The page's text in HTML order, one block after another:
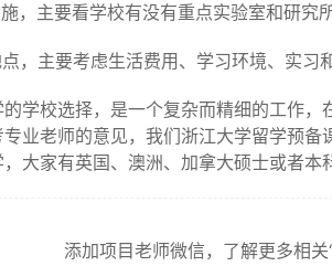
，主要看学校有没有重点实验室和研究
，主要考虑生活费用、学习环境、实习
学校选择，是一个复杂而精细的工作
业老师的意见，我们浙江大学留学预备
大家有英国、澳洲、加拿大硕士或者本
添加项目老师微信，了解更多相关